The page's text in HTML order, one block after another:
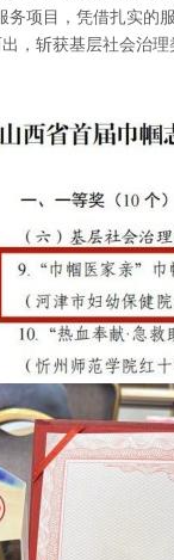
务项目，凭借扎实的
，斩获基层社会治理